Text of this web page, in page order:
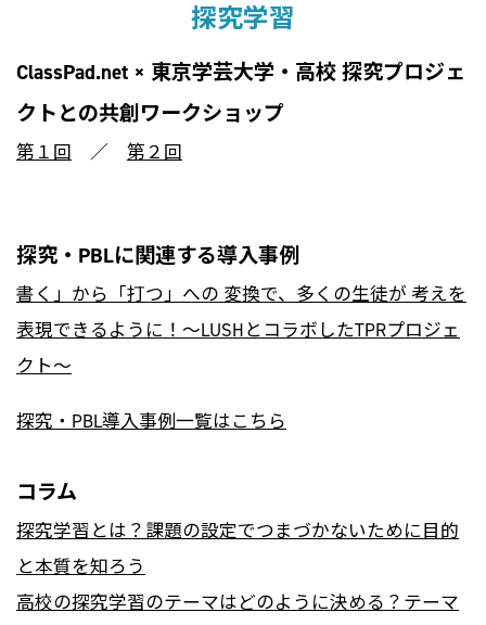
探究学習
ClassPad.net × 東京学芸大学・高校 探究プロジェ
クトとの共創ワークショップ
第１回 ／ 第２回
探究・PBLに関連する導入事例
書く」から「打つ」への 変換で、多くの生徒が 考えを
表現できるように！〜LUSHとコラボしたTPRプロジェ
クト〜
探究・PBL導入事例一覧はこちら
コラム
探究学習とは？課題の設定でつまづかないために目的
と本質を知ろう
高校の探究学習のテーマはどのように決める？テーマ